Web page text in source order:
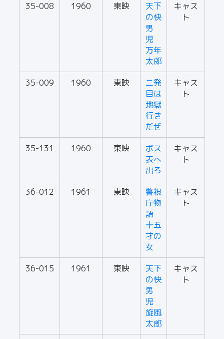
35-008 1960 東映
天下
の快
男
児
万年
太郎
キャス
ト
35-009 1960 東映
二発
目は
地獄
行き
だぜ
キャス
ト
35-131 1960 東映
ボス
表へ
出ろ
キャス
ト
36-012 1961 東映
警視
庁物
語
十五
才の
女
キャス
ト
36-015 1961 東映
天下
の快
男
児
旋風
太郎
キャス
ト